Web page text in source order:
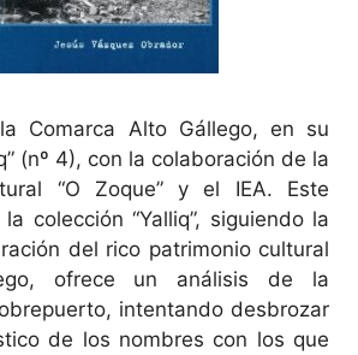
Comarca Alto Gállego, en su
(nº 4), con la colaboración de la
“O Zoque” y el IEA. Este
colección “Yalliq”, siguiendo la
del rico patrimonio cultural
ofrece un análisis de la
intentando desbrozar
de los nombres con los que